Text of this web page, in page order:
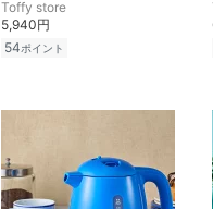
Toffy store
5,940円
54ポイント